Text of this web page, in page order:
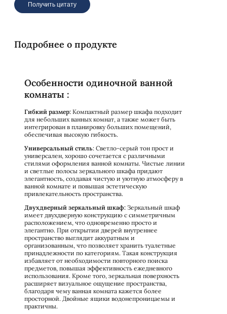
Получить цитату
Подробнее о продукте
Особенности одиночной ванной
комнаты :
Гибкий размер: Компактный размер шкафа подходит
для небольших ванных комнат, а также может быть
интегрирован в планировку больших помещений,
обеспечивая высокую гибкость.
Универсальный стиль: Светло-серый тон прост и
универсален, хорошо сочетается с различными
стилями оформления ванной комнаты. Чистые линии
и светлые полосы зеркального шкафа придают
элегантность, создавая чистую и уютную атмосферу в
ванной комнате и повышая эстетическую
привлекательность пространства.
Двухдверный зеркальный шкаф: Зеркальный шкаф
имеет двухдверную конструкцию с симметричным
расположением, что одновременно просто и
элегантно. При открытии дверей внутреннее
пространство выглядит аккуратным и
организованным, что позволяет хранить туалетные
принадлежности по категориям. Такая конструкция
избавляет от необходимости повторного поиска
предметов, повышая эффективность ежедневного
использования. Кроме того, зеркальная поверхность
расширяет визуальное ощущение пространства,
благодаря чему ванная комната кажется более
просторной. Двойные ящики водонепроницаемы и
практичны.